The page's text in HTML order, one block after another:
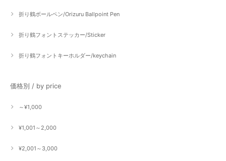
折り鶴ボールペン/Orizuru Ballpoint Pen
折り鶴フォントステッカー/Sticker
折り鶴フォントキーホルダー/keychain
価格別 / by price
～¥1,000
¥1,001～2,000
¥2,001～3,000